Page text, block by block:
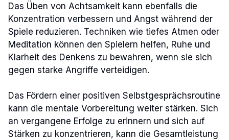
Das Üben von Achtsamkeit kann ebenfalls die
Konzentration verbessern und Angst während der
Spiele reduzieren. Techniken wie tiefes Atmen oder
Meditation können den Spielern helfen, Ruhe und
Klarheit des Denkens zu bewahren, wenn sie sich
gegen starke Angriffe verteidigen.
Das Fördern einer positiven Selbstgesprächsroutine
kann die mentale Vorbereitung weiter stärken. Sich
an vergangene Erfolge zu erinnern und sich auf
Stärken zu konzentrieren, kann die Gesamtleistung